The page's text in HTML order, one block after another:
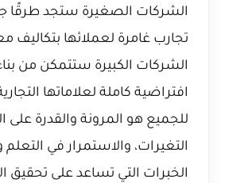
الشركات الصغيرة ستجد طرقًا
تجارب غامرة لعملائها بتكاليف
الشركات الكبيرة ستتمكن من
افتراضية كاملة لعلاماتها
للجميع هو المرونة والقدرة على
التغيرات، والاستمرار في التعلم
الخبرات التي تساعد على تحقيق